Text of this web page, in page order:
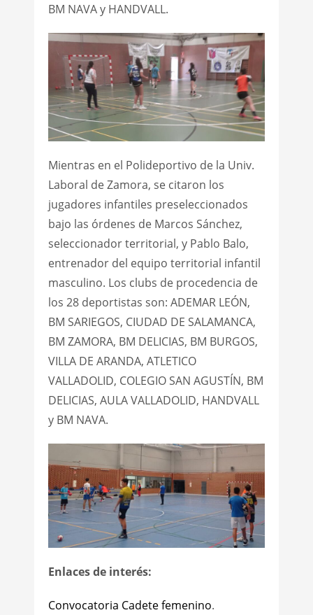
BM NAVA y HANDVALL.
Mientras en el Polideportivo de la Univ.
Laboral de Zamora, se citaron los
jugadores infantiles preseleccionados
bajo las órdenes de Marcos Sánchez,
seleccionador territorial, y Pablo Balo,
entrenador del equipo territorial infantil
masculino. Los clubs de procedencia de
los 28 deportistas son: ADEMAR LEÓN,
BM SARIEGOS, CIUDAD DE SALAMANCA,
BM ZAMORA, BM DELICIAS, BM BURGOS,
VILLA DE ARANDA, ATLETICO
VALLADOLID, COLEGIO SAN AGUSTÍN, BM
DELICIAS, AULA VALLADOLID, HANDVALL
y BM NAVA.
Enlaces de interés:
Convocatoria Cadete femenino.